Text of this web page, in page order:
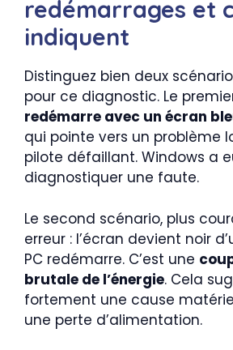
redémarrages et
indiquent
Distinguez bien deux
pour ce diagnostic. Le
redémarre avec un écran
qui pointe vers un problème
pilote défaillant. Windows a
diagnostiquer une faute.
Le second scénario, plus
erreur : l’écran devient noir
PC redémarre. C’est une
brutale de l’énergie. Cela
fortement une cause
une perte d’alimentation.